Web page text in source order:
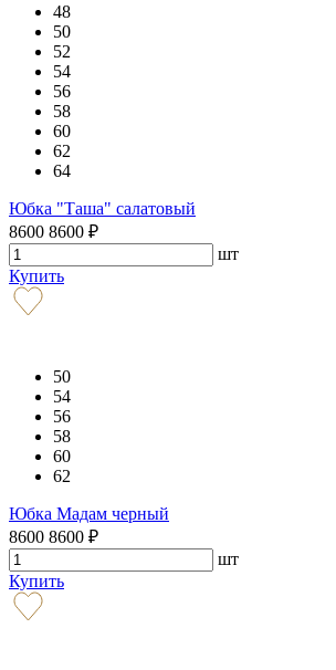
48
50
52
54
56
58
60
62
64
Юбка "Таша" салатовый
8600 8600 ₽
шт
Купить
50
54
56
58
60
62
Юбка Мадам черный
8600 8600 ₽
шт
Купить